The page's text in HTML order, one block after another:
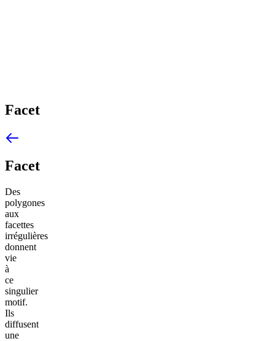
Facet
Facet
Des
polygones
aux
facettes
irrégulières
donnent
vie
à
ce
singulier
motif.
Ils
diffusent
une